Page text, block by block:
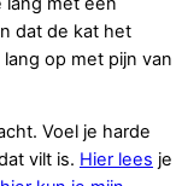
dat de kat het
op met pijn van
Voel je harde
vilt is. Hier lees je